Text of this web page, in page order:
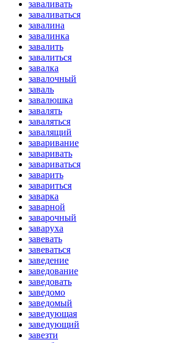
заваливать
заваливаться
завалина
завалинка
завалить
завалиться
завалка
завалочный
заваль
завалюшка
завалять
заваляться
завалящий
заваривание
заваривать
завариваться
заварить
завариться
заварка
заварной
заварочный
заваруха
завевать
завеваться
заведение
заведование
заведовать
заведомо
заведомый
заведующая
заведующий
завезти